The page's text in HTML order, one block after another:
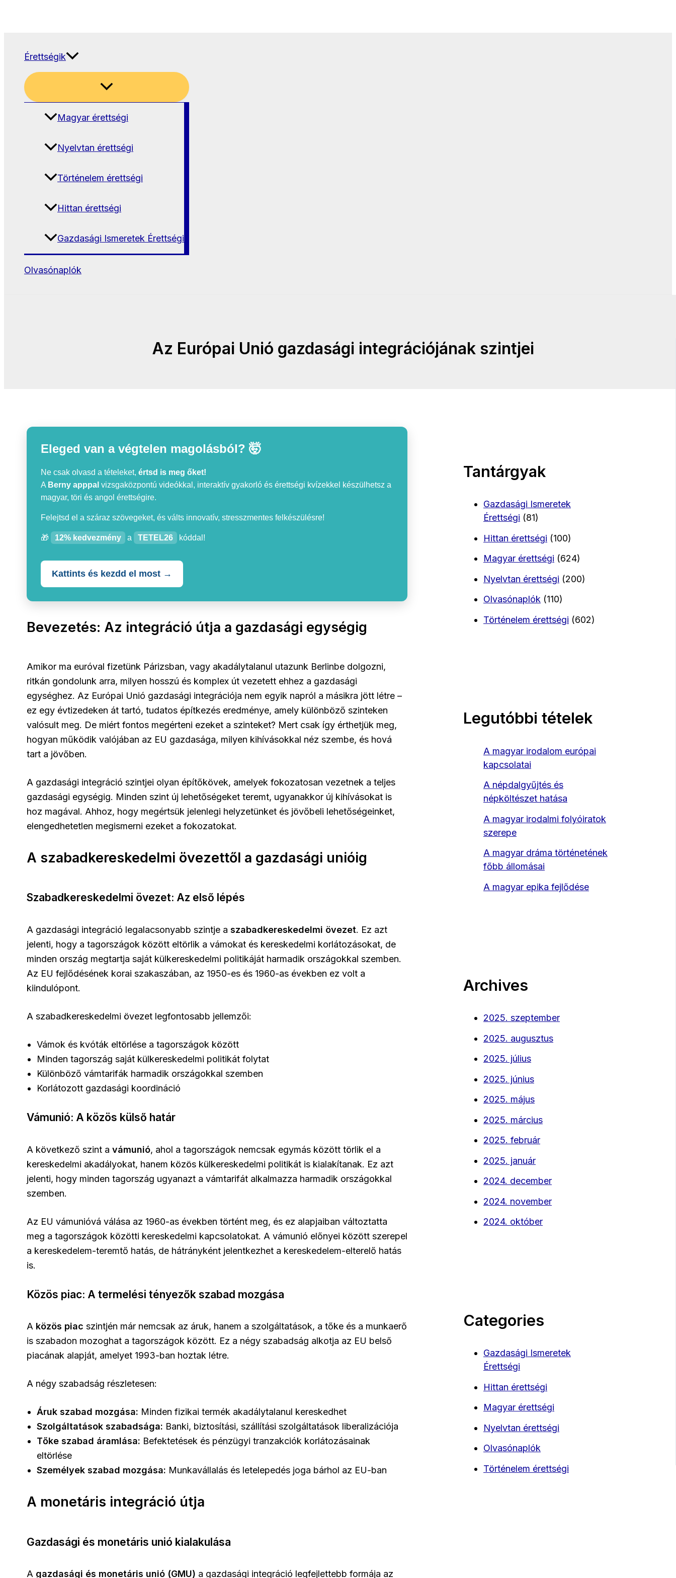
Érettségik
Magyar érettségi
Nyelvtan érettségi
Történelem érettségi
Hittan érettségi
Gazdasági Ismeretek Érettségi
Olvasónaplók
Az Európai Unió gazdasági integrációjának szintjei
Eleged van a végtelen magolásból? 🤯
Ne csak olvasd a tételeket, értsd is meg őket!
A Berny apppal vizsgaközpontú videókkal, interaktív gyakorló és érettségi kvízekkel készülhetsz a
magyar, töri és angol érettségire.
Felejtsd el a száraz szövegeket, és válts innovatív, stresszmentes felkészülésre!
🎁 12% kedvezmény a TETEL26 kóddal!
Kattints és kezdd el most →
Bevezetés: Az integráció útja a gazdasági egységig
Amikor ma euróval fizetünk Párizsban, vagy akadálytalanul utazunk Berlinbe dolgozni,
ritkán gondolunk arra, milyen hosszú és komplex út vezetett ehhez a gazdasági
egységhez. Az Európai Unió gazdasági integrációja nem egyik napról a másikra jött létre –
ez egy évtizedeken át tartó, tudatos építkezés eredménye, amely különböző szinteken
valósult meg. De miért fontos megérteni ezeket a szinteket? Mert csak így érthetjük meg,
hogyan működik valójában az EU gazdasága, milyen kihívásokkal néz szembe, és hová
tart a jövőben.
A gazdasági integráció szintjei olyan építőkövek, amelyek fokozatosan vezetnek a teljes
gazdasági egységig. Minden szint új lehetőségeket teremt, ugyanakkor új kihívásokat is
hoz magával. Ahhoz, hogy megértsük jelenlegi helyzetünket és jövőbeli lehetőségeinket,
elengedhetetlen megismerni ezeket a fokozatokat.
A szabadkereskedelmi övezettől a gazdasági unióig
Szabadkereskedelmi övezet: Az első lépés
A gazdasági integráció legalacsonyabb szintje a szabadkereskedelmi övezet. Ez azt
jelenti, hogy a tagországok között eltörlik a vámokat és kereskedelmi korlátozásokat, de
minden ország megtartja saját külkereskedelmi politikáját harmadik országokkal szemben.
Az EU fejlődésének korai szakaszában, az 1950-es és 1960-as években ez volt a
kiindulópont.
A szabadkereskedelmi övezet legfontosabb jellemzői:
Vámok és kvóták eltörlése a tagországok között
Minden tagország saját külkereskedelmi politikát folytat
Különböző vámtarifák harmadik országokkal szemben
Korlátozott gazdasági koordináció
Vámunió: A közös külső határ
A következő szint a vámunió, ahol a tagországok nemcsak egymás között törlik el a
kereskedelmi akadályokat, hanem közös külkereskedelmi politikát is kialakítanak. Ez azt
jelenti, hogy minden tagország ugyanazt a vámtarifát alkalmazza harmadik országokkal
szemben.
Az EU vámunióvá válása az 1960-as években történt meg, és ez alapjaiban változtatta
meg a tagországok közötti kereskedelmi kapcsolatokat. A vámunió előnyei között szerepel
a kereskedelem-teremtő hatás, de hátrányként jelentkezhet a kereskedelem-elterelő hatás
is.
Közös piac: A termelési tényezők szabad mozgása
A közös piac szintjén már nemcsak az áruk, hanem a szolgáltatások, a tőke és a munkaerő
is szabadon mozoghat a tagországok között. Ez a négy szabadság alkotja az EU belső
piacának alapját, amelyet 1993-ban hoztak létre.
A négy szabadság részletesen:
Áruk szabad mozgása: Minden fizikai termék akadálytalanul kereskedhet
Szolgáltatások szabadsága: Banki, biztosítási, szállítási szolgáltatások liberalizációja
Tőke szabad áramlása: Befektetések és pénzügyi tranzakciók korlátozásainak
eltörlése
Személyek szabad mozgása: Munkavállalás és letelepedés joga bárhol az EU-ban
A monetáris integráció útja
Gazdasági és monetáris unió kialakulása
A gazdasági és monetáris unió (GMU) a gazdasági integráció legfejlettebb formája az
Tantárgyak
Gazdasági Ismeretek
Érettségi (81)
Hittan érettségi (100)
Magyar érettségi (624)
Nyelvtan érettségi (200)
Olvasónaplók (110)
Történelem érettségi (602)
Legutóbbi tételek
A magyar irodalom európai
kapcsolatai
A népdalgyűjtés és
népköltészet hatása
A magyar irodalmi folyóiratok
szerepe
A magyar dráma történetének
főbb állomásai
A magyar epika fejlődése
Archives
2025. szeptember
2025. augusztus
2025. július
2025. június
2025. május
2025. március
2025. február
2025. január
2024. december
2024. november
2024. október
Categories
Gazdasági Ismeretek
Érettségi
Hittan érettségi
Magyar érettségi
Nyelvtan érettségi
Olvasónaplók
Történelem érettségi